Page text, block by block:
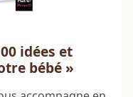
idées et
bébé »